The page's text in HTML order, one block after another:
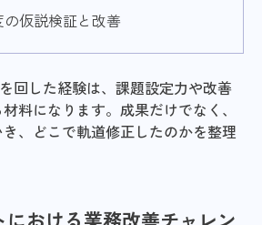
仮説検証と改善
回した経験は、課題設定力や改善
料になります。成果だけでなく、
、どこで軌道修正したのかを整理
おける業務改善チャレン